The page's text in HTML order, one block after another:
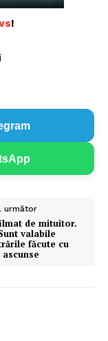
!
următor
de mituitor.
valabile
făcute cu